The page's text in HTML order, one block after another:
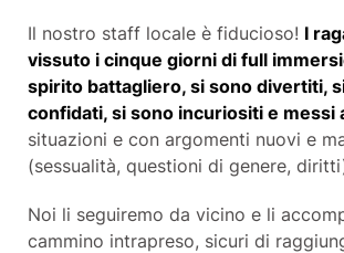
Il nostro staff locale è fiducioso! I
vissuto i cinque giorni di full
spirito battagliero, si sono divertiti,
confidati, si sono incuriositi e messi
situazioni e con argomenti nuovi e
(sessualità, questioni di genere,
Noi li seguiremo da vicino e li
cammino intrapreso, sicuri di